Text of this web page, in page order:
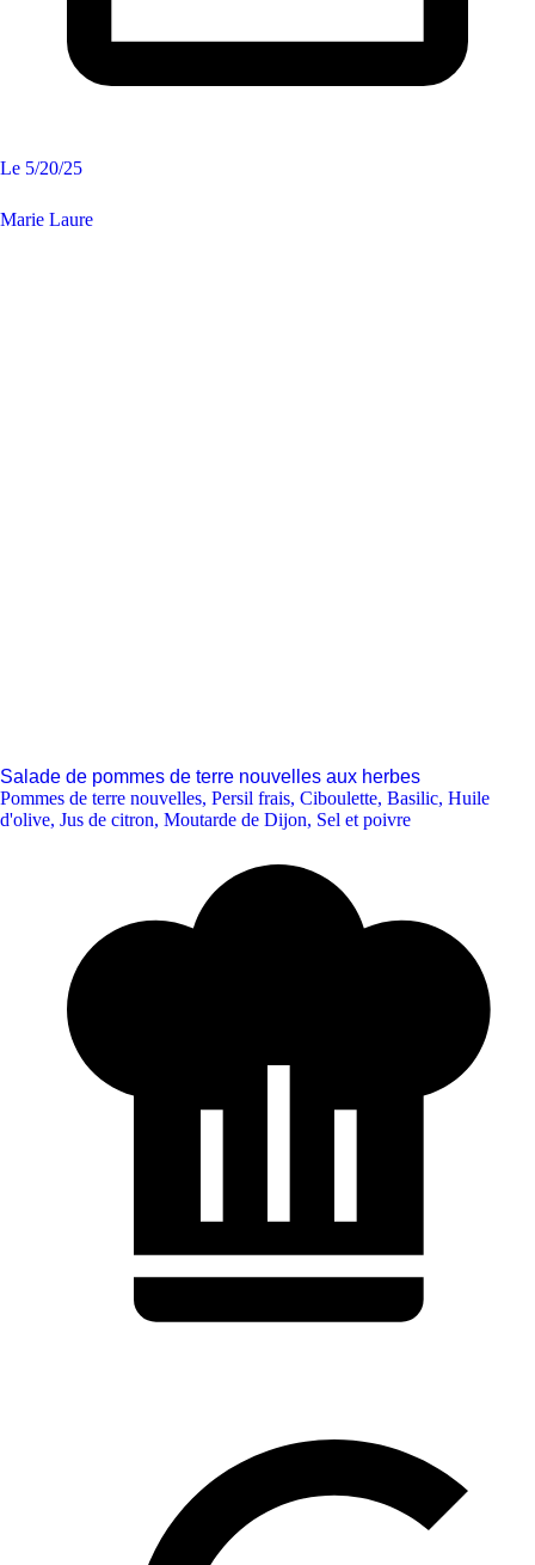
Le 5/20/25
Marie Laure
Salade de pommes de terre nouvelles aux herbes
Pommes de terre nouvelles, Persil frais, Ciboulette, Basilic, Huile
d'olive, Jus de citron, Moutarde de Dijon, Sel et poivre